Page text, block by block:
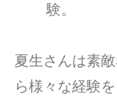
験。
夏生さんは素
ら様々な経験